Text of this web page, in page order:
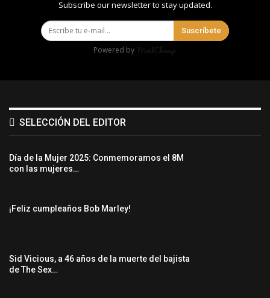
Subscribe our newsletter to stay updated.
Suscríbete
Powered by
SELECCIÓN DEL EDITOR
Día de la Mujer 2025: Conmemoramos el 8M
con las mujeres…
¡Feliz cumpleaños Bob Marley!
Sid Vicious, a 46 años de la muerte del bajista
de The Sex…